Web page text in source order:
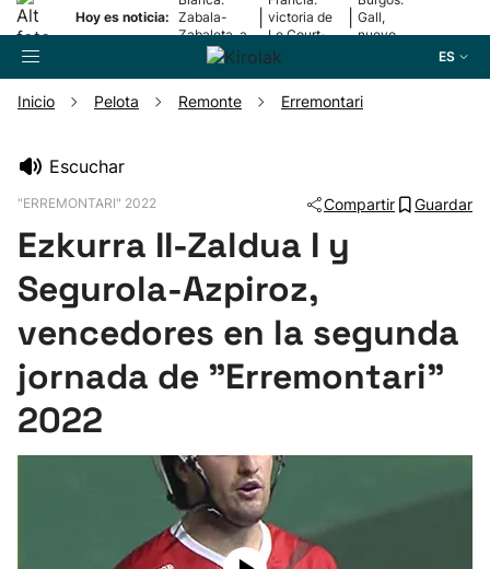
Hoy es noticia: Zabala-
Zabaleta, a
la final
victoria de
Le Court-
Pienaar
Gall,
nuevo
ES
Pelota
Remo
Baloncesto
Ciclismo
Inicio Pelota Remonte Erremontari
Escuchar
"ERREMONTARI" 2022 Compartir Guardar
Ezkurra II-Zaldua I y
Segurola-Azpiroz,
vencedores en la segunda
jornada de "Erremontari"
2022